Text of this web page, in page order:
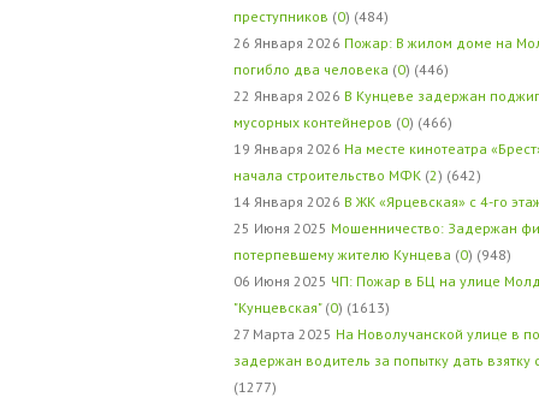
преступников (0) (484)
26 Января 2026 Пожар: В жилом доме на
погибло два человека (0) (446)
22 Января 2026 В Кунцеве задержан
мусорных контейнеров (0) (466)
19 Января 2026 На месте кинотеатра
начала строительство МФК (2) (642)
14 Января 2026 В ЖК «Ярцевская» с 4-го
25 Июня 2025 Мошенничество: Задержан
потерпевшему жителю Кунцева (0) (948)
06 Июня 2025 ЧП: Пожар в БЦ на улице
"Кунцевская" (0) (1613)
27 Марта 2025 На Новолучанской улице в
задержан водитель за попытку дать
(1277)